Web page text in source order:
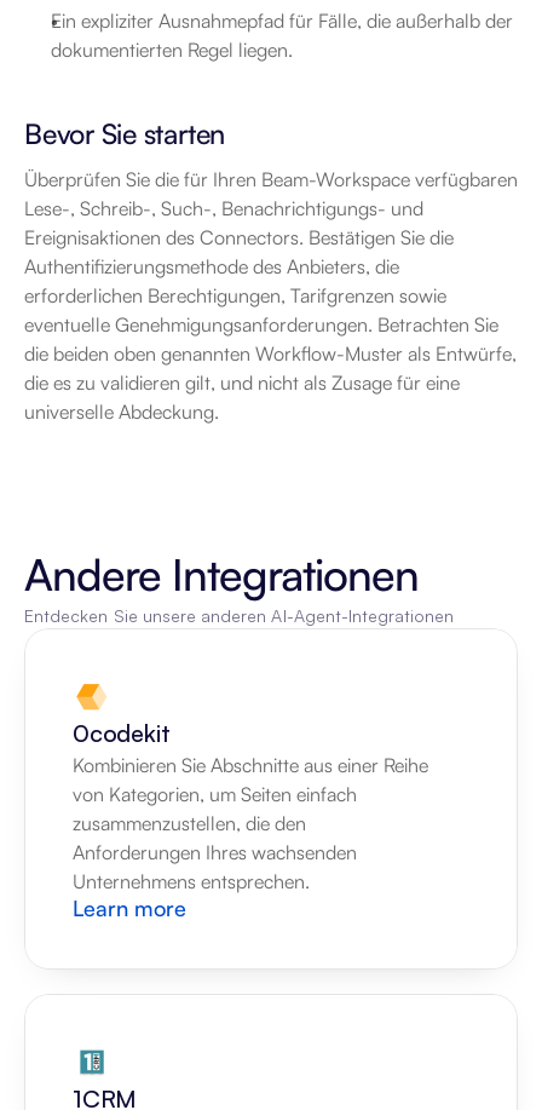
Ein expliziter Ausnahmepfad für Fälle, die außerhalb der
dokumentierten Regel liegen.
Bevor Sie starten
Überprüfen Sie die für Ihren Beam-Workspace verfügbaren
Lese-, Schreib-, Such-, Benachrichtigungs- und
Ereignisaktionen des Connectors. Bestätigen Sie die
Authentifizierungsmethode des Anbieters, die
erforderlichen Berechtigungen, Tarifgrenzen sowie
eventuelle Genehmigungsanforderungen. Betrachten Sie
die beiden oben genannten Workflow-Muster als Entwürfe,
die es zu validieren gilt, und nicht als Zusage für eine
universelle Abdeckung.
Andere Integrationen
Entdecken Sie unsere anderen AI-Agent-Integrationen
0codekit
Kombinieren Sie Abschnitte aus einer Reihe
von Kategorien, um Seiten einfach
zusammenzustellen, die den
Anforderungen Ihres wachsenden
Unternehmens entsprechen.
Learn more
1CRM